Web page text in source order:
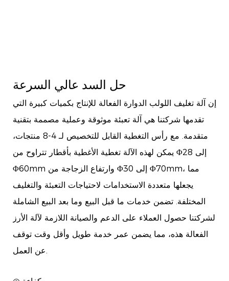
إن آلة تغليف اللولب الدوارة الفعالة للإنتاج بكميات كبيرة التي
تقدمها شركتنا هي آلة تعبئة موثوقة وعملية مصممة بتقنية
متقدمة. مع رأس التغطية القابل للتخصيص لـ 4-8 منتجات،
يمكن لهذه الآلة تغطية الأغطية بأقطار تتراوح من Φ28 إلى
Φ60mm وارتفاع الزجاجة من Φ30 إلى Φ70mm، مما
يجعلها متعددة الاستخدامات لاحتياجات التعبئة والتغليف
المختلفة. تضمن خدمات ما قبل البيع وما بعد البيع الشاملة
لشركتنا حصول العملاء على الدعم والصيانة اللازمة لآلة الأرز
الفعالة هذه، مما يضمن عمر خدمة طويل وأقل وقت توقف
عن العمل.